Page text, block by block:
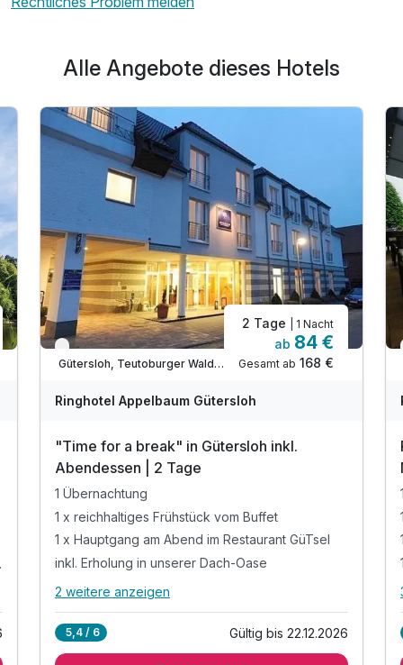
Alle Angebote dieses Hotels
Verfügbar bis Dezember
Gütersloh, Teutoburger Wald / Ostwestfalen
2 Tage | 1 Nacht
ab 84 €
Gesamt ab 168 €
Ringhotel Appelbaum Gütersloh
"Time for a break" in Gütersloh inkl.
Abendessen | 2 Tage
1 Übernachtung
1 x reichhaltiges Frühstück vom Buffet
1 x Hauptgang am Abend im Restaurant GüTsel
inkl. Erholung in unserer Dach-Oase
Alle Inklusivleistungen
2 weitere anzeigen
5,4 / 6 Gültig bis 22.12.2026